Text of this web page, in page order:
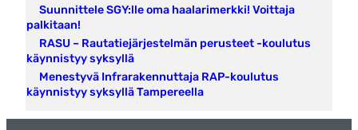
Suunnittele SGY:lle oma haalarimerkki! Voittaja
palkitaan!
RASU – Rautatiejärjestelmän perusteet -koulutus
käynnistyy syksyllä
Menestyvä Infrarakennuttaja RAP-koulutus
käynnistyy syksyllä Tampereella